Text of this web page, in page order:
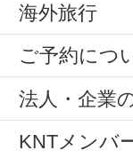
海外旅行
ご予約につ
法人・企業
KNTメンバ